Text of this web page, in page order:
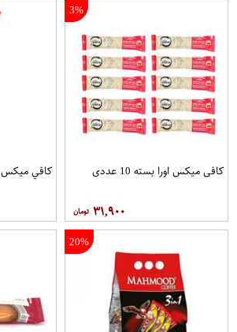
3%
کافی میکس اورا بسته 10 عددی
۳۱,۹۰۰
کافي ميکس
20%